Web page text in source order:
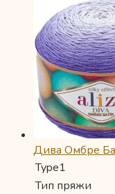
Дива Омбре
Type1
Тип пряжи